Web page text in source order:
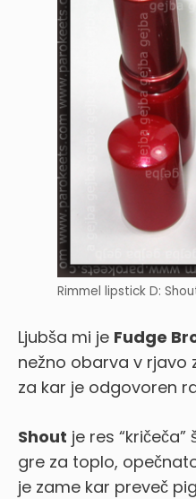
Rimmel lipstick D:
Ljubša mi je Fudge
nežno obarva v rjavo
za kar je odgovoren
Shout je res “kričeča”
gre za toplo,
je zame kar preveč